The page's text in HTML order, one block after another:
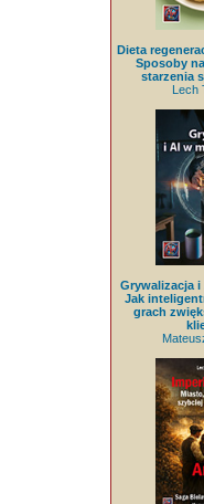
Dieta
Sposoby
starzenia
Lech
Grywalizacja
Jak
grach